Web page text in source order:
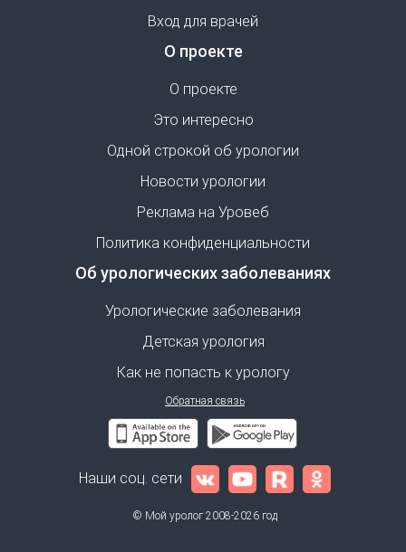
Вход для врачей
О проекте
О проекте
Это интересно
Одной строкой об урологии
Новости урологии
Реклама на Уровеб
Политика конфиденциальности
Об урологических заболеваниях
Урологические заболевания
Детская урология
Как не попасть к урологу
Обратная связь
Наши соц. сети
© Мой уролог 2008-2026 год